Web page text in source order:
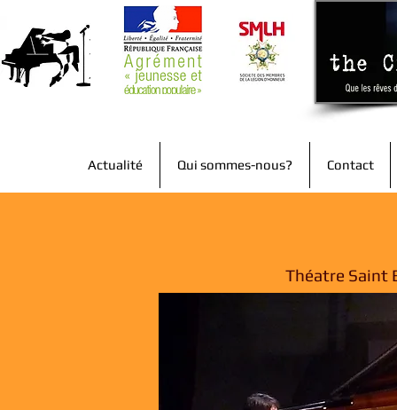
Actualité Qui sommes-nous? Contact
Théatre Saint